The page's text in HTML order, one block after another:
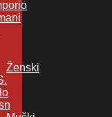
Ženski